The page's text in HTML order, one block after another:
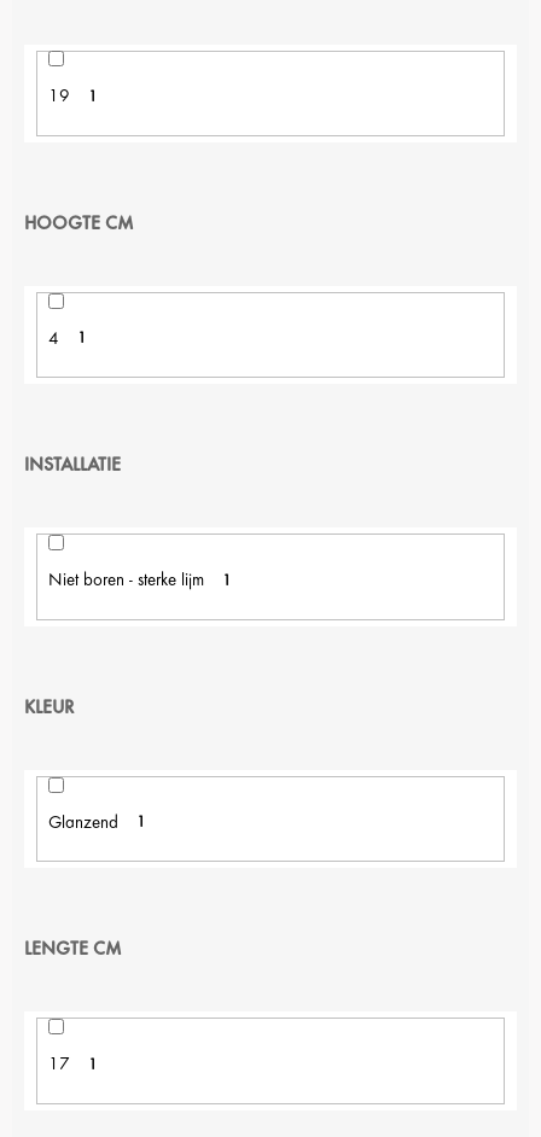
19 1
HOOGTE CM
4 1
INSTALLATIE
Niet boren - sterke lijm 1
KLEUR
Glanzend 1
LENGTE CM
17